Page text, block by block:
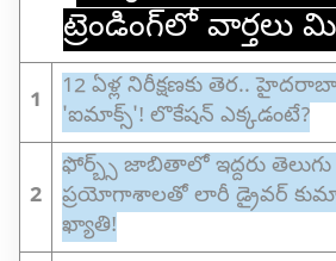
ట్రెండింగ్‌లో వార్తలు
1
12 ఏళ్ల నిరీక్షణకు తెర..
'ఐమాక్స్'! లొకేషన్ ఎక్కడంటే?
2
ఫోర్బ్స్‌ జాబితాలో ఇద్దరు తెలుగు
ప్రయోగాశాలతో లారీ డ్రైవర్
ఖ్యాతి!